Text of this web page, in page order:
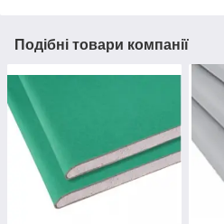
Подібні товари компанії